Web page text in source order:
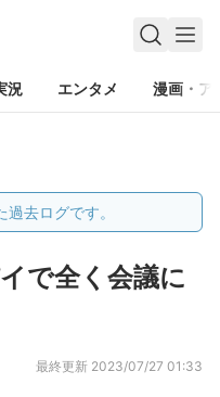
況 エンタメ 漫画・ア
去ログです。
で全く会議に
最終更新 2023/07/27 01:33